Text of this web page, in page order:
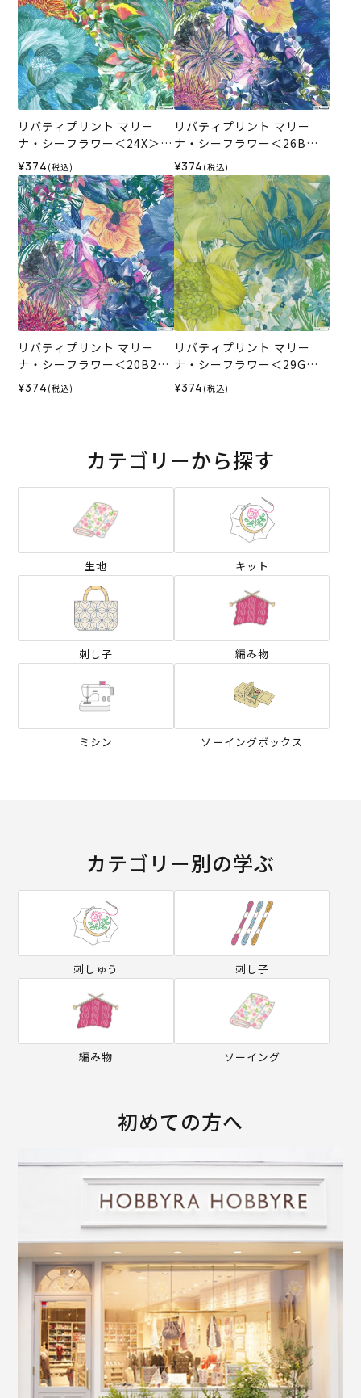
リバティプリント マリー
ナ・シーフラワー＜24X＞生
地 （ホビーラホビーレオリ
ジナル）2025SS
¥374 (税込)
リバティプリント マリー
ナ・シーフラワー＜26B＞
生地 （ホビーラホビーレオ
リジナル）2025SS
¥374 (税込)
リバティプリント マリー
ナ・シーフラワー＜20B2＞
生地 ★復刻色 （ホビーラホ
ビーレオリジナル）2025SS
¥374 (税込)
リバティプリント マリー
ナ・シーフラワー＜29G＞
生地 （ホビーラホビーレオ
リジナル）2026SS
¥374 (税込)
カテゴリーから探す
生地 キット
刺し子 編み物
ミシン ソーイングボックス
カテゴリー別の学ぶ
刺しゅう 刺し子
編み物 ソーイング
初めての方へ